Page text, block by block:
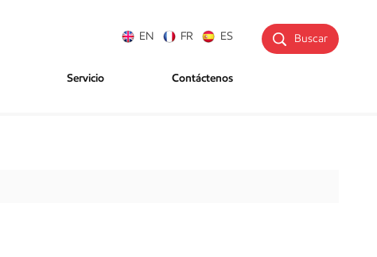
Buscar
EN FR ES
Servicio Contáctenos